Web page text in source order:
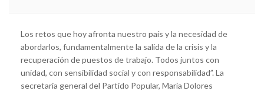
Los retos que hoy afronta nuestro país y la necesidad de
abordarlos, fundamentalmente la salida de la crisis y la
recuperación de puestos de trabajo. Todos juntos con
unidad, con sensibilidad social y con responsabilidad”. La
secretaria general del Partido Popular, María Dolores